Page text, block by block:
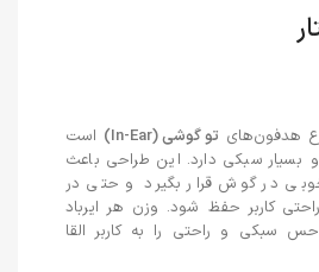
تو گوشی (In-Ear)
است
بسیار سبکی دارد. این طراحی باعث
در گوش قرار بگیرد و حتی در
کاربر حفظ شود. وزن هر ایرباد
که حس سبکی و راحتی را به کاربر القا